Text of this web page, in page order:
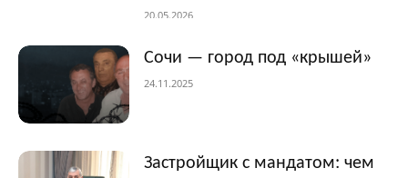
20.05.2026
Сочи — город под «крышей»
24.11.2025
Застройщик с мандатом: чем